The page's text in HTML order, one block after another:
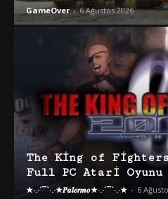
GameOver - 6 Ağustos 2026
The King of
Full PC Atari Oyunu
★·.·´¯`·.·★𝑷𝒂𝒍𝒆𝒓𝒎𝒐★·.·´¯`·.·★ - 6